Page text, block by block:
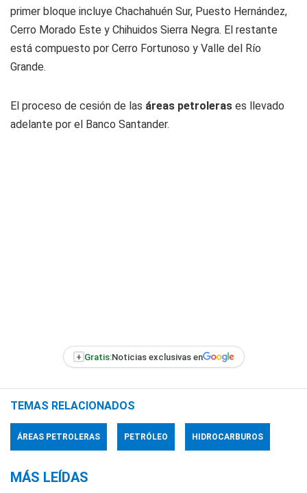
primer bloque incluye Chachahuén Sur, Puesto Hernández,
Cerro Morado Este y Chihuidos Sierra Negra. El restante
está compuesto por Cerro Fortunoso y Valle del Río
Grande.
El proceso de cesión de las áreas petroleras es llevado
adelante por el Banco Santander.
+ Gratis:Noticias exclusivas en
TEMAS RELACIONADOS
ÁREAS PETROLERAS PETRÓLEO HIDROCARBUROS
MÁS LEÍDAS